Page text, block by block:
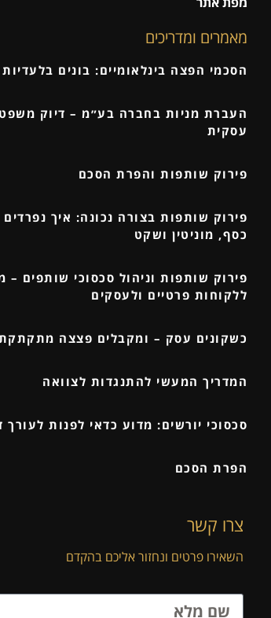
מאמרים ומדריכים
הסכמי הפצה בינלאומיים: בונים
העברת מניות בחברה בע״מ – דיוק
עסקית
פירוק שותפות והפרת הסכם
פירוק שותפות בצורה נכונה: איך
כסף, מוניטין ושקט
פירוק שותפות וניהול סכסוכי שותפים –
ללקוחות פרטיים ולעסקים
כשקונים עסק – ומקבלים פצצה
המדריך המעשי להתנגדות לצוואה
סכסוכי יורשים: מדוע כדאי לפנות לעורך
הפרת הסכם
צרו קשר
השאירו פרטים ונחזור אליכם בהקדם